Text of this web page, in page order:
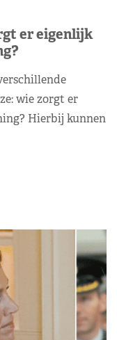
er eigenlijk
wie zorgt er
Hierbij kunnen